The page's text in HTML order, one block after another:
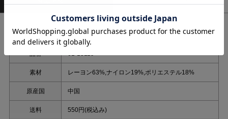
品番 61-13119
素材 レーヨン63%,ナイロン19%,ポリエステル18%
原産国 中国
送料 550円(税込み)